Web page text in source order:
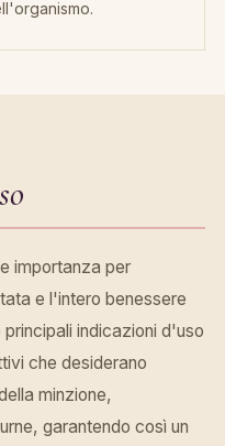
importanza per
e l'intero benessere
indicazioni d'uso
che desiderano
minzione,
garantendo così un